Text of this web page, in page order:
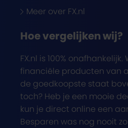
Meer over FX.nl
Hoe vergelijken wij?
FX.nl is 100%
financiële producten van
de goedkoopste staat
toch? Heb je een mooie
kun je direct online een
Besparen was nog nooit